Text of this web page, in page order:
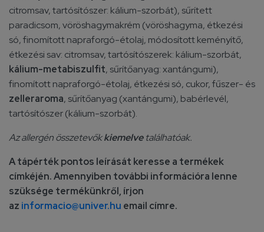
citromsav, tartósítószer: kálium-szorbát), sűrített
paradicsom, vöröshagymakrém (vöröshagyma, étkezési
só, finomított napraforgó-étolaj, módosított keményítő,
étkezési sav: citromsav, tartósítószerek: kálium-szorbát,
kálium-metabiszulfit, sűrítőanyag: xantángumi),
finomított napraforgó-étolaj, étkezési só, cukor, fűszer- és
zelleraroma, sűrítőanyag (xantángumi), babérlevél,
tartósítószer (kálium-szorbát).
Az allergén összetevőkkiemelvetalálhatóak.
A tápérték pontos leírását keresse a termékek
címkéjén. Amennyiben további információra lenne
szüksége termékünkről, írjon
az informacio@univer.hu email címre.